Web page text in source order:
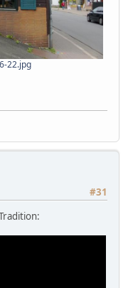
22.jpg
#31